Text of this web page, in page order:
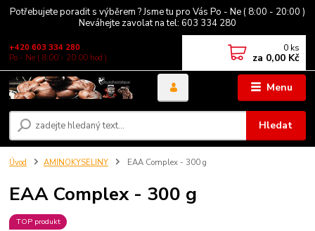
Potřebujete poradit s výběrem ? Jsme tu pro Vás Po - Ne ( 8:00 - 20:00 )
Neváhejte zavolat na tel: 603 334 280
Menu
Hledat
+420 603 334 280
Po - Ne ( 8:00 - 20:00 hod )
0 ks
za 0,00 Kč
Úvod AMINOKYSELINY EAA Complex - 300 g
EAA Complex - 300 g
TOP produkt